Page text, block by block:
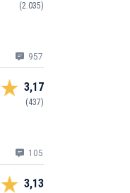
(2.035)
957
3,17
(437)
105
3,13